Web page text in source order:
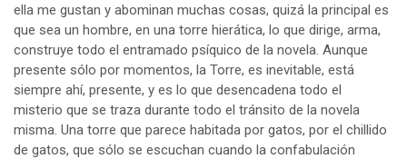
ella me gustan y abominan muchas cosas, quizá la principal es
que sea un hombre, en una torre hierática, lo que dirige, arma,
construye todo el entramado psíquico de la novela. Aunque
presente sólo por momentos, la Torre, es inevitable, está
siempre ahí, presente, y es lo que desencadena todo el
misterio que se traza durante todo el tránsito de la novela
misma. Una torre que parece habitada por gatos, por el chillido
de gatos, que sólo se escuchan cuando la confabulación